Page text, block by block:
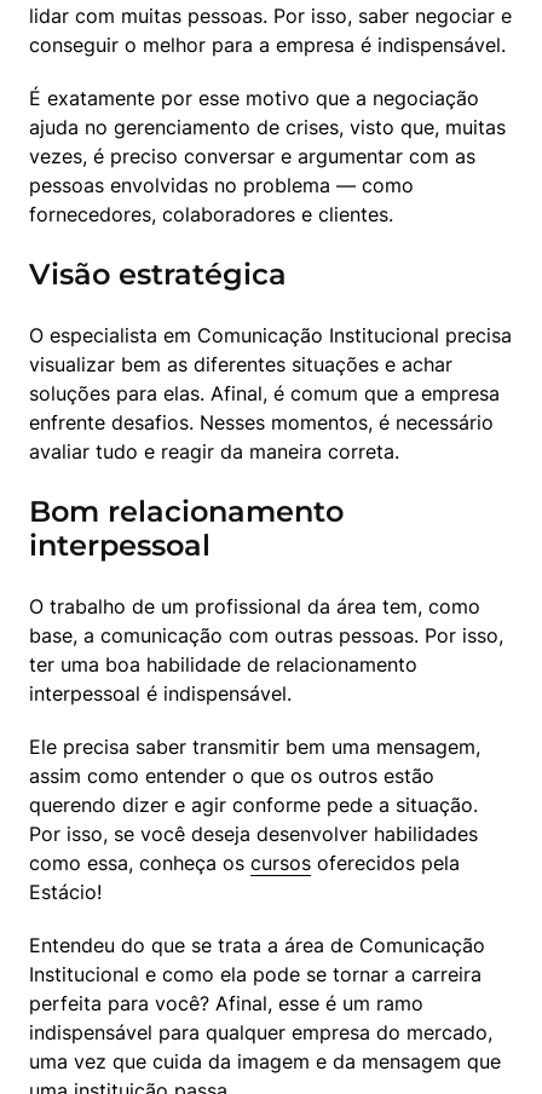
lidar com muitas pessoas. Por isso, saber negociar e
conseguir o melhor para a empresa é indispensável.
É exatamente por esse motivo que a negociação
ajuda no gerenciamento de crises, visto que, muitas
vezes, é preciso conversar e argumentar com as
pessoas envolvidas no problema — como
fornecedores, colaboradores e clientes.
Visão estratégica
O especialista em Comunicação Institucional precisa
visualizar bem as diferentes situações e achar
soluções para elas. Afinal, é comum que a empresa
enfrente desafios. Nesses momentos, é necessário
avaliar tudo e reagir da maneira correta.
Bom relacionamento
interpessoal
O trabalho de um profissional da área tem, como
base, a comunicação com outras pessoas. Por isso,
ter uma boa habilidade de relacionamento
interpessoal é indispensável.
Ele precisa saber transmitir bem uma mensagem,
assim como entender o que os outros estão
querendo dizer e agir conforme pede a situação.
Por isso, se você deseja desenvolver habilidades
como essa, conheça os cursos oferecidos pela
Estácio!
Entendeu do que se trata a área de Comunicação
Institucional e como ela pode se tornar a carreira
perfeita para você? Afinal, esse é um ramo
indispensável para qualquer empresa do mercado,
uma vez que cuida da imagem e da mensagem que